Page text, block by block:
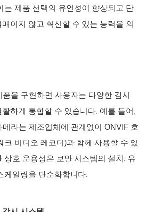
는 제품 선택의 유연성이 향상되고 단
이지 않고 혁신할 수 있는 능력을 의
을 구현하면 사용자는 다양한 감시
활하게 통합할 수 있습니다. 예를 들어,
메라는 제조업체에 관계없이 ONVIF 호
크 비디오 레코더)과 함께 사용할 수 있
상호 운용성은 보안 시스템의 설치, 유
케일링을 단순화합니다.